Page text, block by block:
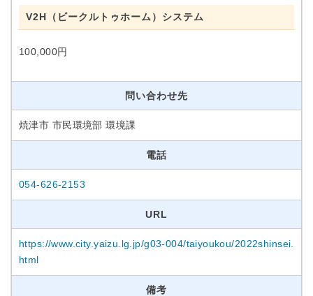
V2H（ビークルトゥホーム）システム
100,000円
問い合わせ先
焼津市 市民環境部 環境課
電話
054-626-2153
URL
https://www.city.yaizu.lg.jp/g03-004/taiyoukou/2022shinsei.
html
備考